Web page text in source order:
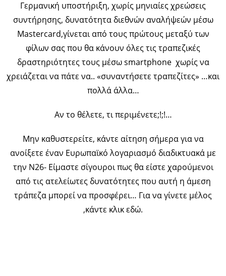
Γερμανική υποστήριξη, χωρίς μηνιαίες χρεώσεις
συντήρησης, δυνατότητα διεθνών αναλήψεών μέσω
Mastercard,γίνεται από τους πρώτους μεταξύ των
φίλων σας που θα κάνουν όλες τις τραπεζικές
δραστηριότητες τους μέσω smartphone χωρίς να
χρειάζεται να πάτε να.. «συναντήσετε τραπεζίτες» …και
πολλά άλλα…
Αν το θέλετε, τι περιμένετε;!;!…
Μην καθυστερείτε, κάντε αίτηση σήμερα για να
ανοίξετε έναν Ευρωπαϊκό λογαριασμό διαδικτυακά με
την Ν26- Είμαστε σίγουροι πως θα είστε χαρούμενοι
από τις ατελείωτες δυνατότητες που αυτή η άμεση
τράπεζα μπορεί να προσφέρει… Για να γίνετε μέλος
,κάντε κλικ εδώ.